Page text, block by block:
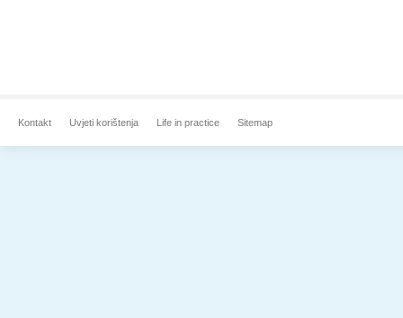
Kontakt Uvjeti korištenja Life in practice Sitemap